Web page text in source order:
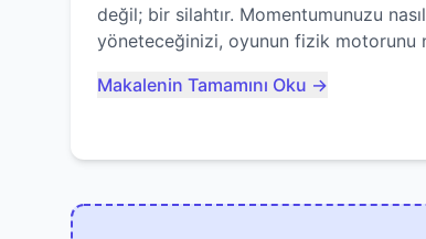
değil; bir silahtır. Momentumunuzu nasıl
yöneteceğinizi, oyunun fizik motorunu nasıl
nasıl ustalaşacağınızı öğrenin...
Makalenin Tamamını Oku →